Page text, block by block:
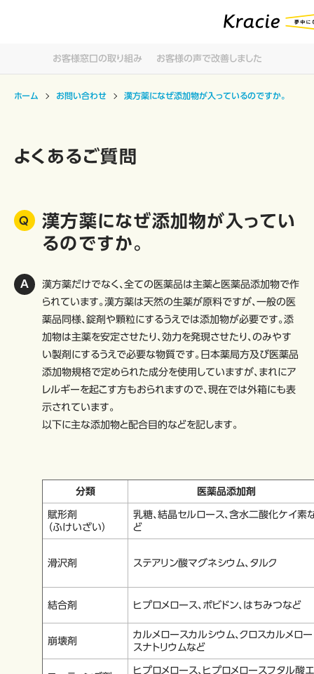
お客様窓口の取り組み お客様の声で改善しました
ホーム お問い合わせ 漢方薬になぜ添加物が入っているのですか。
よくあるご質問
漢方薬になぜ添加物が入ってい
るのですか。
漢方薬だけでなく、全ての医薬品は主薬と医薬品添加物で作
られています。漢方薬は天然の生薬が原料ですが、一般の医
薬品同様、錠剤や顆粒にするうえでは添加物が必要です。添
加物は主薬を安定させたり、効力を発現させたり、のみやす
い製剤にするうえで必要な物質です。日本薬局方及び医薬品
添加物規格で定められた成分を使用していますが、まれにア
レルギーを起こす方もおられますので、現在では外箱にも表
示されています。
以下に主な添加物と配合目的などを記します。
分類 医薬品添加剤
賦形剤
（ふけいざい）
乳糖、結晶セルロース、含水二酸化ケイ素
ど
滑沢剤 ステアリン酸マグネシウム、タルク
結合剤 ヒプロメロース、ポビドン、はちみつなど
崩壊剤
カルメロースカルシウム、クロスカルメロー
スナトリウムなど
ヒプロメロース、ヒプロメロースフタル酸エ